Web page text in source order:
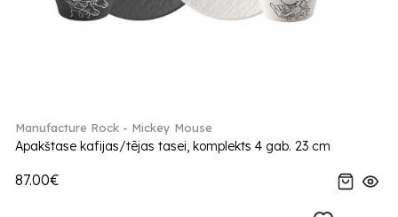
Manufacture Rock - Mickey Mouse
Apakštase kafijas/tējas tasei, komplekts 4 gab. 23 cm
87.00€